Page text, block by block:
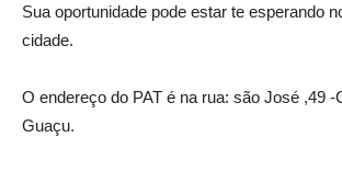
Sua oportunidade pode estar te esperando
cidade.
O endereço do PAT é na rua: são José ,49 -
Guaçu.